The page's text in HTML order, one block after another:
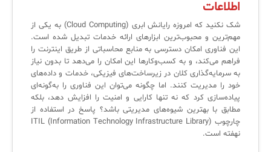
اطلاعات
شک نکنید که امروزه رایانش ابری (Cloud Computing) به یکی از
مهم‌ترین و محبوب‌ترین ابزارهای ارائه خدمات تبدیل شده است.
این فناوری امکان دسترسی به منابع محاسباتی از طریق اینترنت را
فراهم می‌کند، و به کسب‌وکارها این امکان را می‌دهد تا بدون نیاز
به سرمایه‌گذاری کلان در زیرساخت‌های فیزیکی، خدمات و داده‌های
خود را مدیریت کنند. اما چگونه می‌توان این فناوری را به‌گونه‌ای
پیاده‌سازی کرد که نه تنها کارایی و امنیت را افزایش دهد، بلکه
مطابق با بهترین شیوه‌های مدیریتی باشد؟ پاسخ در استفاده از
چارچوب ITIL (Information Technology Infrastructure Library)
نهفته است.
کازیو
✦
مدیریت خدمات سازمانی
سرویس دسک پلاس MSP
اندپوینت سنترال [سامانه مدیریت نقاط پایانی]
AD360
راهکارهای مدیریتی فناوری اطلاعات برای مراکز آموزشی و دانشگاه‌ها
✦
مدیریت خدمات منابع انسانی
CIs Control
مجموعه راهکارهای آیناک
لیست کامل 34 تمرین ITIL4
✦
آموزش سیستم مدیریت خدمات فناوری اطلاعات
نکته‌های کلیدی برای مدیر انفورماتیک
آموزش‌ ویدیویی مفاهیم سرویس دسک
ITIL & SDP
لیست دوره‌ها
مقالات آموزشی